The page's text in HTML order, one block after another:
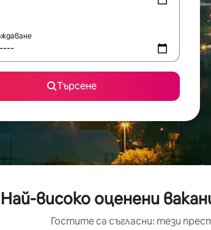
Търсене
Най-високо оценени
Гостите са съгласни: тези